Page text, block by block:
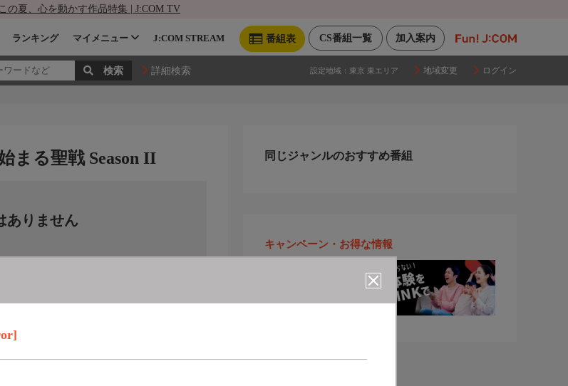
この夏、心を動かす作品特集 | J:COM TV
加入案内
CS番組一覧
番組表
ランキング マイメニュー J:COM STREAM
詳細検索 設定地域： 東京 東エリア 地域変更 ログイン
まる聖戦 Season II
ありません
同じジャンルのおすすめ番組
キャンペーン・お得な情報